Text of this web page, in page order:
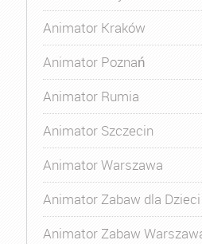
Animator Kraków
Animator Poznań
Animator Rumia
Animator Szczecin
Animator Warszawa
Animator Zabaw dla Dzieci
Animator Zabaw